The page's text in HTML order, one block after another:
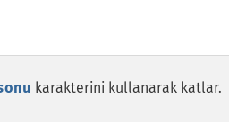
karakterini kullanarak katlar.